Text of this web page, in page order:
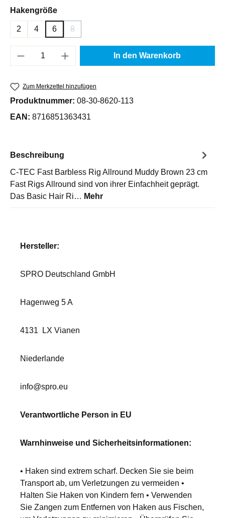
Hakengrößeauswählen
2 4 6 8
Produkt Anzahl: Gib den gewünschten
In den Warenkorb
Zum Merkzettel hinzufügen
Produktnummer: 08-30-8620-113
EAN: 8716851363431
Beschreibung
C-TEC Fast Barbless Rig Allround Muddy Brown 23 cm
Fast Rigs Allround sind von ihrer Einfachheit geprägt.
Das Basic Hair Ri… Mehr
Hersteller:
SPRO Deutschland GmbH
Hagenweg 5 A
4131 LX Vianen
Niederlande
info@spro.eu
Verantwortliche Person in EU
Warnhinweise und Sicherheitsinformationen:
• Haken sind extrem scharf. Decken Sie sie beim
Transport ab, um Verletzungen zu vermeiden •
Halten Sie Haken von Kindern fern • Verwenden
Sie Zangen zum Entfernen von Haken aus Fischen,